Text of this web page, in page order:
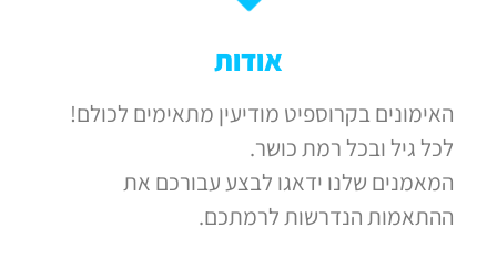
אודות
האימונים בקרוספיט מודיעין מתאימים לכולם!
לכל גיל ובכל רמת כושר.
המאמנים שלנו ידאגו לבצע עבורכם את
ההתאמות הנדרשות לרמתכם.